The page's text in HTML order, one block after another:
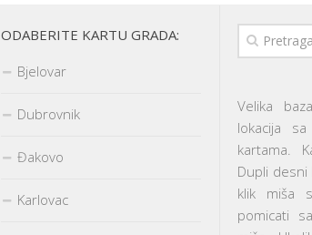
Velika
lokacija
kartama.
Dupli desni
klik miša
pomicati
ODABERITE KARTU GRADA:
Bjelovar
Dubrovnik
Đakovo
Karlovac